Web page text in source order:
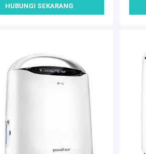
HUBUNGI SEKARANG